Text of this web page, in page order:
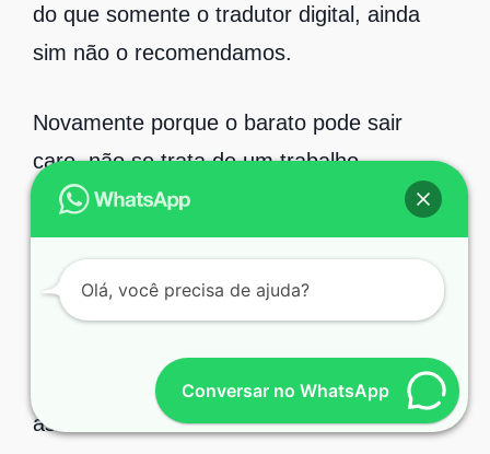
do que somente o tradutor digital, ainda
sim não o recomendamos.
Novamente porque o barato pode sair
caro, não se trata de um trabalho
realmente perfeito. A tradução perfeita é
aquela feita por profissionais que trabalham
diariamente com isso.
contratados por agências especializadas no
assunto.
Conversar no WhatsApp
Olá, você precisa de ajuda?